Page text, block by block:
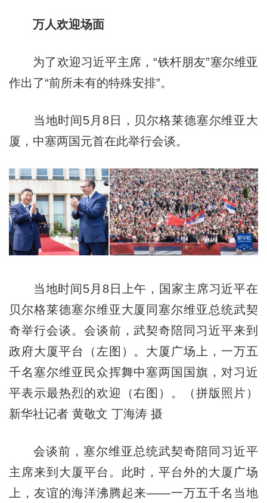
万人欢迎场面
为了欢迎习近平主席，“铁杆朋友”塞尔维亚
作出了“前所未有的特殊安排”。
当地时间5月8日，贝尔格莱德塞尔维亚大
厦，中塞两国元首在此举行会谈。
当地时间5月8日上午，国家主席习近平在
贝尔格莱德塞尔维亚大厦同塞尔维亚总统武契
奇举行会谈。会谈前，武契奇陪同习近平来到
政府大厦平台（左图）。大厦广场上，一万五
千名塞尔维亚民众挥舞中塞两国国旗，对习近
平表示最热烈的欢迎（右图）。（拼版照片）
新华社记者 黄敬文 丁海涛 摄
会谈前，塞尔维亚总统武契奇陪同习近平
主席来到大厦平台。此时，平台外的大厦广场
上，友谊的海洋沸腾起来——一万五千名当地